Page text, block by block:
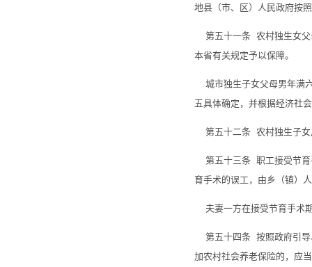
地县（市、区）人民政府按
第五十一条 农村独生女父
本省有关规定予以保障。
城市独生子女父母男年满
五具体确定，并根据经济社
第五十二条 农村独生子女
第五十三条 职工接受节育
育手术的误工，由乡（镇）
夫妻一方在接受节育手术
第五十四条 按照政府引导
加农村社会养老保险的，应